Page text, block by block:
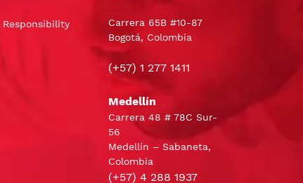
Carrera 65B #10-87
Bogotá, Colombia
(+57) 1 277 1411
Medellín
Carrera 48 # 78C Sur-
56
Medellín – Sabaneta,
Colombia
(+57) 4 288 1937